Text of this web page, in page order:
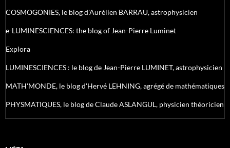
COSMOGONIES, le blog d'Aurélien BARRAU, astrophysicien
e-LUMINESCIENCES: the blog of Jean-Pierre Luminet
Explora
LUMINESCIENCES : le blog de Jean-Pierre LUMINET, astrophysicien
MATH'MONDE, le blog d'Hervé LEHNING, agrégé de mathématiques
PHYSMATIQUES, le blog de Claude ASLANGUL, physicien théoricien